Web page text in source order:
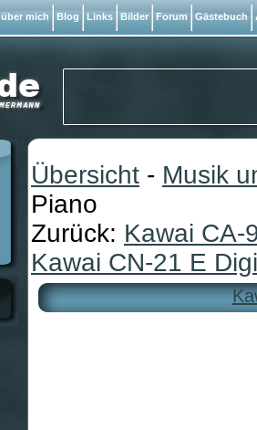
Übersicht - Musik
Piano
Zurück: Kawai CA-
Kawai CN-21 E
über mich Blog Links Bilder Forum Gästebuch